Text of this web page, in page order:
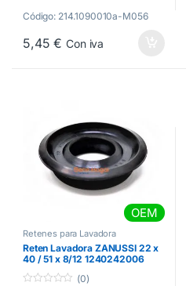
Código: 214.1090010a-M056
5,45€ Con iva
OEM
Retenes para Lavadora
Reten Lavadora ZANUSSI 22 x
40 / 51 x 8/12 1240242006
(0)